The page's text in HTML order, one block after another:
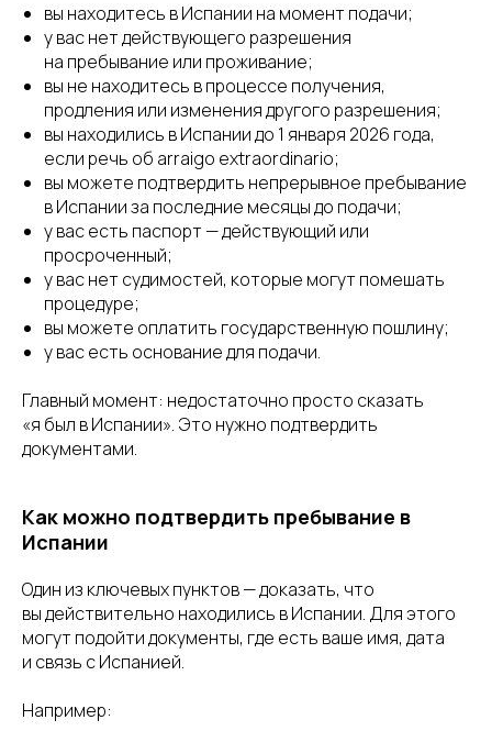
вы находитесь в Испании на момент подачи;
у вас нет действующего разрешения
на пребывание или проживание;
вы не находитесь в процессе получения,
продления или изменения другого разрешения;
вы находились в Испании до 1 января 2026 года,
если речь об arraigo extraordinario;
вы можете подтвердить непрерывное пребывание
в Испании за последние месяцы до подачи;
у вас есть паспорт — действующий или
просроченный;
у вас нет судимостей, которые могут помешать
процедуре;
вы можете оплатить государственную пошлину;
у вас есть основание для подачи.
Главный момент: недостаточно просто сказать
«я был в Испании». Это нужно подтвердить
документами.
Как можно подтвердить пребывание в
Испании
Один из ключевых пунктов — доказать, что
вы действительно находились в Испании. Для этого
могут подойти документы, где есть ваше имя, дата
и связь с Испанией.
Например: